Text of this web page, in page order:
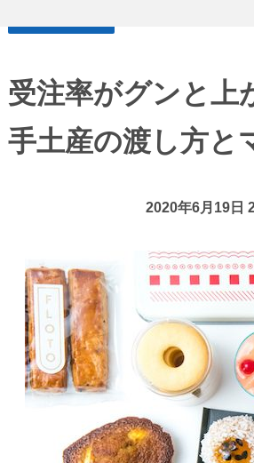
受注率がグンと上
手土産の渡し方と
2020年6月19日